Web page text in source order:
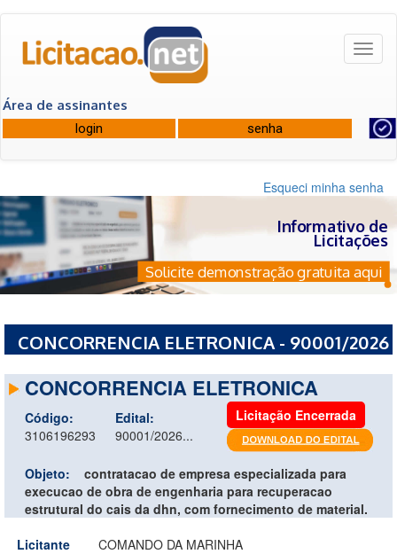
Área de assinantes
Esqueci minha senha
Informativo de
Licitações
Solicite demonstração gratuita aqui
CONCORRENCIA ELETRONICA - 90001/2026
CONCORRENCIA ELETRONICA
Código:
3106196293
Edital:
90001/2026...
Licitação Encerrada
Objeto:
contratacao de empresa especializada para
execucao de obra de engenharia para recuperacao
estrutural do cais da dhn, com fornecimento de material.
Licitante
COMANDO DA MARINHA